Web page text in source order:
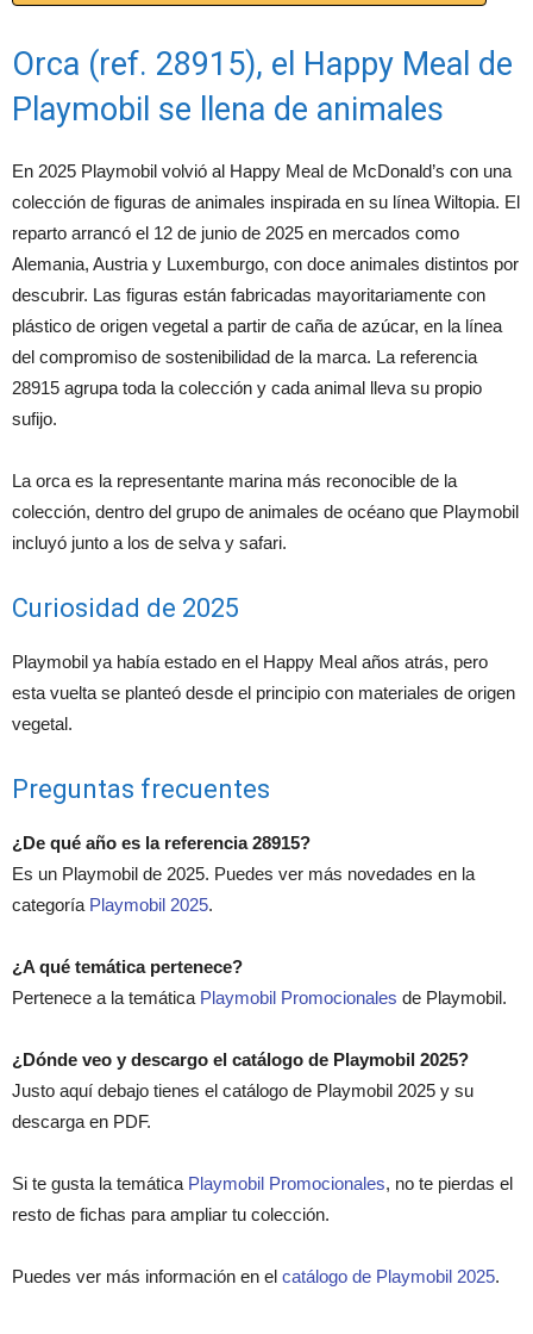
Orca (ref. 28915), el Happy Meal de
Playmobil se llena de animales
En 2025 Playmobil volvió al Happy Meal de McDonald’s con una
colección de figuras de animales inspirada en su línea Wiltopia. El
reparto arrancó el 12 de junio de 2025 en mercados como
Alemania, Austria y Luxemburgo, con doce animales distintos por
descubrir. Las figuras están fabricadas mayoritariamente con
plástico de origen vegetal a partir de caña de azúcar, en la línea
del compromiso de sostenibilidad de la marca. La referencia
28915 agrupa toda la colección y cada animal lleva su propio
sufijo.
La orca es la representante marina más reconocible de la
colección, dentro del grupo de animales de océano que Playmobil
incluyó junto a los de selva y safari.
Curiosidad de 2025
Playmobil ya había estado en el Happy Meal años atrás, pero
esta vuelta se planteó desde el principio con materiales de origen
vegetal.
Preguntas frecuentes
¿De qué año es la referencia 28915?
Es un Playmobil de 2025. Puedes ver más novedades en la
categoría Playmobil 2025.
¿A qué temática pertenece?
Pertenece a la temática Playmobil Promocionales de Playmobil.
¿Dónde veo y descargo el catálogo de Playmobil 2025?
Justo aquí debajo tienes el catálogo de Playmobil 2025 y su
descarga en PDF.
Si te gusta la temática Playmobil Promocionales, no te pierdas el
resto de fichas para ampliar tu colección.
Puedes ver más información en el catálogo de Playmobil 2025.